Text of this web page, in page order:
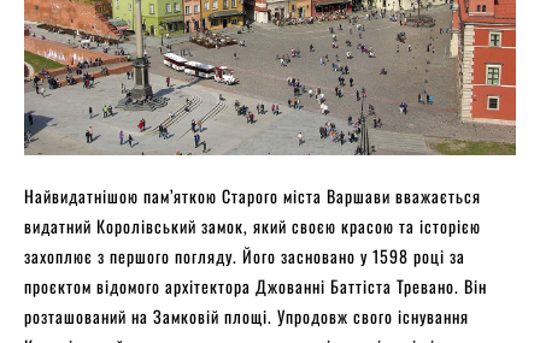
Найвидатнішою пам’яткою Старого міста Варшави вважається
видатний Королівський замок, який своєю красою та історією
захоплює з першого погляду. Його засновано у 1598 році за
проєктом відомого архітектора Джованні Баттіста Тревано. Він
розташований на Замковій площі. Упродовж свого існування